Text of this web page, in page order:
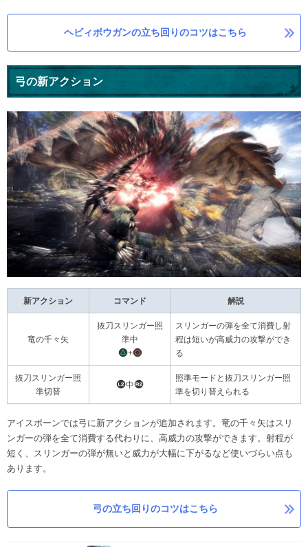
ヘビィボウガンの立ち回りのコツはこちら
弓の新アクション
新アクション コマンド 解説
竜の千々矢
抜刀スリンガー照
準中
+
スリンガーの弾を全て消費し射
程は短いが高威力の攻撃ができ
る
抜刀スリンガー照
準切替
中
照準モードと抜刀スリンガー照
準を切り替えられる
アイスボーンでは弓に新アクションが追加されます。竜の千々矢はスリ
ンガーの弾を全て消費する代わりに、高威力の攻撃ができます。射程が
短く、スリンガーの弾が無いと威力が大幅に下がるなど使いづらい点も
あります。
弓の立ち回りのコツはこちら